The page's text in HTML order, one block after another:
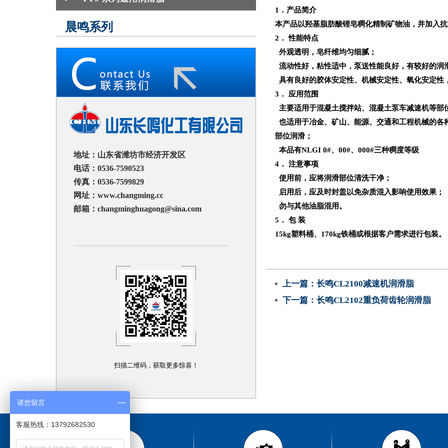
晨鸣系列
地址：山东省潍坊市经济开发区
电话：0536-7590523
传真：0536-7599829
网址：www.changming.cc
邮箱：changminghuagong@sina.com
扫描二维码，获取更多惊喜！
1 ．产品简介
本产品以羟基脂肪酸锂皂稠化精制矿物油，并加入
2 ． 性能特点
外观透明，皂纤维均匀细腻；
流动性好，粘性适中，泵送性能良好，有较好的润
具有良好的胶体安定性、机械安定性、氧化安定
3 ．
应用范围
主要适用于混凝土搅拌站、混凝土泵车减速机等部
也适用于冶金、矿山、能源、交通和工程机械的
部位润滑；
本品有NLGI 0#、 00#、 000#三种稠度等级
4 ． 注意事项
使用前，应将润滑部位清洗干净；
启用后，应及时封盖以免杂质混入影响使用效果；
勿与其他油脂混用。
5 ． 包 装
15kg塑料桶、 170kg铁桶或根据客户需求进行包装。
上一篇： 长鸣CL2100减速机润滑脂
下一篇： 长鸣CL2102重负荷齿轮润滑脂
请您留言
客服热线：13792682530